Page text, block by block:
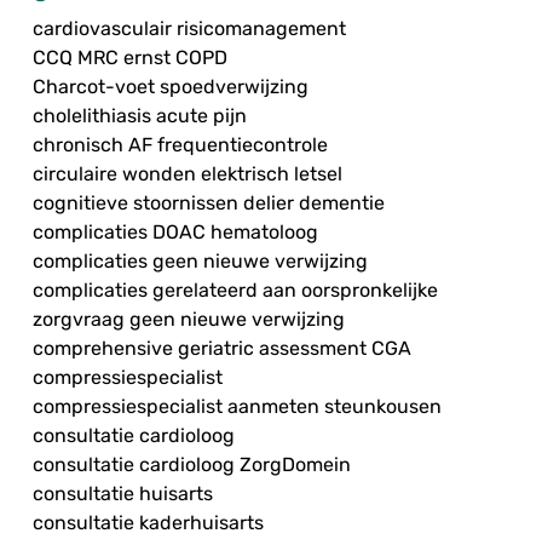
cardiovasculair risicomanagement
CCQ MRC ernst COPD
Charcot-voet spoedverwijzing
cholelithiasis acute pijn
chronisch AF frequentiecontrole
circulaire wonden elektrisch letsel
cognitieve stoornissen delier dementie
complicaties DOAC hematoloog
complicaties geen nieuwe verwijzing
complicaties gerelateerd aan oorspronkelijke
zorgvraag geen nieuwe verwijzing
comprehensive geriatric assessment CGA
compressiespecialist
compressiespecialist aanmeten steunkousen
consultatie cardioloog
consultatie cardioloog ZorgDomein
consultatie huisarts
consultatie kaderhuisarts